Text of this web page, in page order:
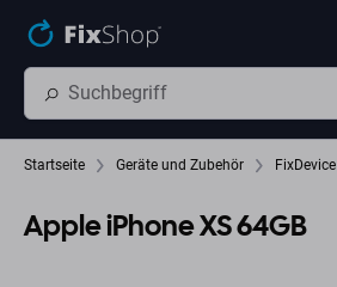
Startseite Geräte und Zubehör FixDevice
Apple iPhone XS 64GB